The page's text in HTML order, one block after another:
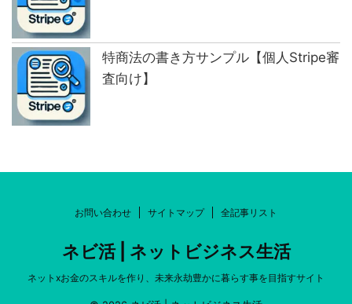
特商法の書き方サンプル【個人Stripe審
査向け】
お問い合わせ サイトマップ 全記事リスト
ネビ活 | ネットビジネス生活
ネットxお金のスキルを作り、未来永劫豊かに暮らす事を目指すサイト